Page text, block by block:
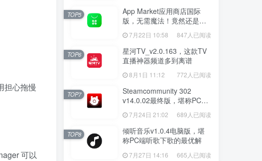
担心拖慢
可以
App Market应用商店国际
版，无需魔法！竟然还是大
厂出品？
7月22日 10:58 847人已阅读
TOP5
星河TV_v2.0.163，这款TV
直播神器频道多到离谱
8月1日 11:12 772人已阅读
TOP6
Steamcommunity 302
v14.0.02最终版，堪称PC玩
家必备的网络工具箱
7月24日 21:02 689人已阅读
TOP7
倾听音乐v1.0.4电脑版，堪
称PC端听歌下歌的最优解
7月27日 14:16 665人已阅读
TOP8